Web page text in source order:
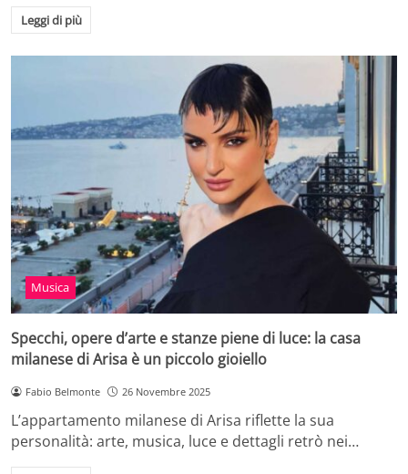
Leggi di più
Musica
Specchi, opere d’arte e stanze piene di luce: la casa
milanese di Arisa è un piccolo gioiello
Fabio Belmonte 26 Novembre 2025
L’appartamento milanese di Arisa riflette la sua
personalità: arte, musica, luce e dettagli retrò nei…